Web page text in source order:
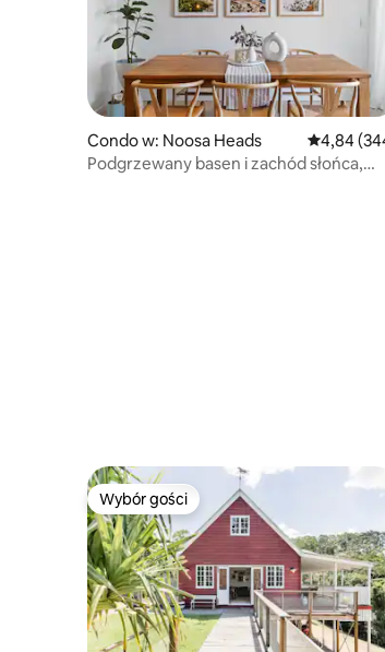
Condo w: Noosa Heads Średnia
4,84
Podgrzewany basen i zachód słońca,
Wybór gości
Wybór gości